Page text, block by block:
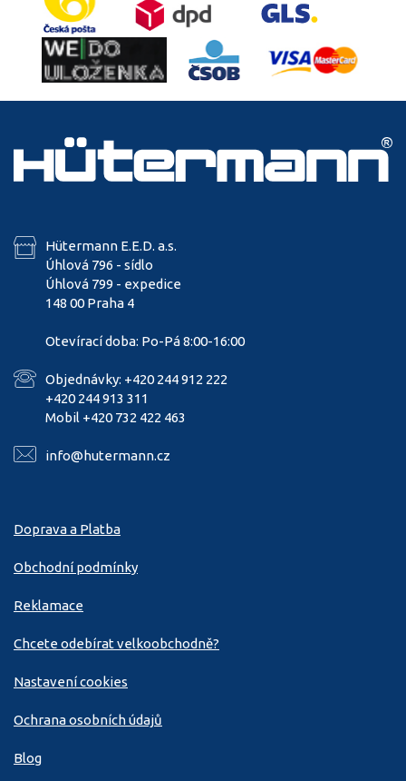
Hütermann E.E.D. a.s.
Úhlová 796 - sídlo
Úhlová 799 - expedice
148 00 Praha 4
Otevírací doba: Po-Pá 8:00-16:00
Objednávky: +420 244 912 222
+420 244 913 311
Mobil +420 732 422 463
info@hutermann.cz
Doprava a Platba
Obchodní podmínky
Reklamace
Chcete odebírat velkoobchodně?
Nastavení cookies
Ochrana osobních údajů
Blog